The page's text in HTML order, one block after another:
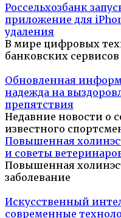
Россельхозбанк
приложение для
удаления
В мире цифровых
банковских сервисов
Обновленная
надежда на
препятствия
Недавние новости о
известного
Повышенная
и советы
Повышенная
заболевание
Искусственный
современные